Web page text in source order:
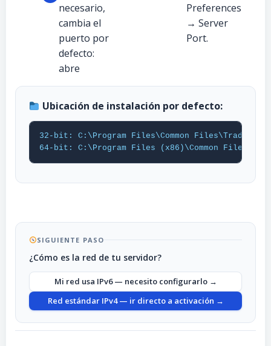
necesario,
cambia el
puerto por
defecto:
abre
Preferences
→ Server
Port.
Ubicación de instalación por defecto:
32-bit: C:\Program Files\Common
64-bit: C:\Program Files (x86)\Common
SIGUIENTE PASO
¿Cómo es la red de tu servidor?
Mi red usa IPv6 — necesito configurarlo →
Red estándar IPv4 — ir directo a activación →